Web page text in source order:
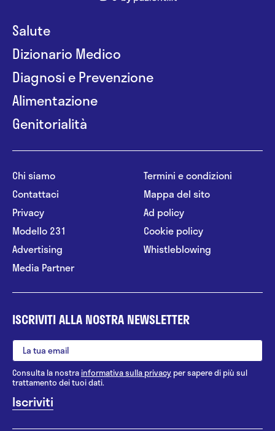
Salute
Dizionario Medico
Diagnosi e Prevenzione
Alimentazione
Genitorialità
Chi siamo
Contattaci
Privacy
Modello 231
Advertising
Media Partner
Termini e condizioni
Mappa del sito
Ad policy
Cookie policy
Whistleblowing
ISCRIVITI ALLA NOSTRA NEWSLETTER
Consulta la nostrainformativa sulla privacy per sapere di più sul
trattamento dei tuoi dati.